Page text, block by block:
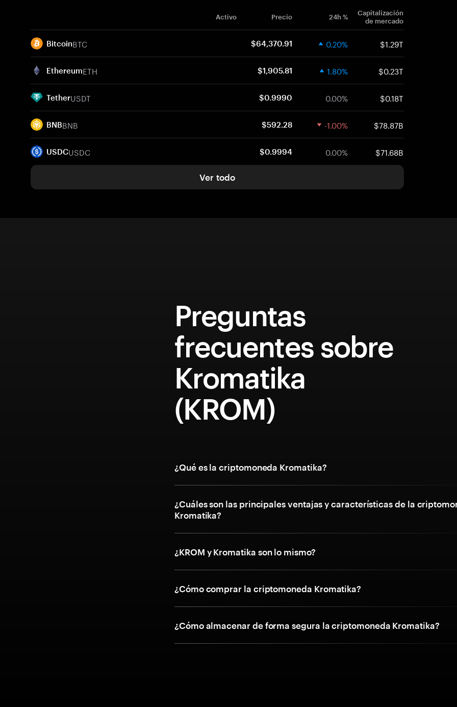
Activo Precio 24h %
Capitalización
de mercado
BitcoinBTC $64,370.91 0.20% $1.29T
EthereumETH $1,905.81 1.80% $0.23T
TetherUSDT $0.9990 0.00% $0.18T
BNBBNB $592.28 -1.00% $78.87B
USDCUSDC $0.9994 0.00% $71.68B
Ver todo
Preguntas
frecuentes sobre
Kromatika
(KROM)
¿Qué es la criptomoneda Kromatika?
¿Cuáles son las principales ventajas y características de la
Kromatika?
¿KROM y Kromatika son lo mismo?
¿Cómo comprar la criptomoneda Kromatika?
¿Cómo almacenar de forma segura la criptomoneda Kromatika?